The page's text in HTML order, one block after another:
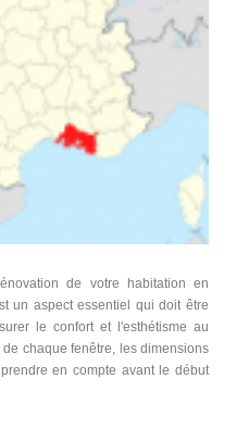
de votre habitation en
un aspect essentiel qui doit être
le confort et l'esthétisme au
chaque fenêtre, les dimensions
en compte avant le début